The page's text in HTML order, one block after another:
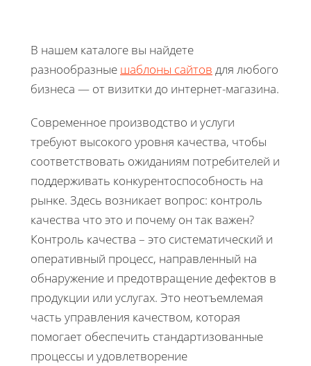
В нашем каталоге вы найдете
разнообразные шаблоны сайтов для любого
бизнеса — от визитки до интернет-магазина.
Современное производство и услуги
требуют высокого уровня качества, чтобы
соответствовать ожиданиям потребителей и
поддерживать конкурентоспособность на
рынке. Здесь возникает вопрос: контроль
качества что это и почему он так важен?
Контроль качества – это систематический и
оперативный процесс, направленный на
обнаружение и предотвращение дефектов в
продукции или услугах. Это неотъемлемая
часть управления качеством, которая
помогает обеспечить стандартизованные
процессы и удовлетворение